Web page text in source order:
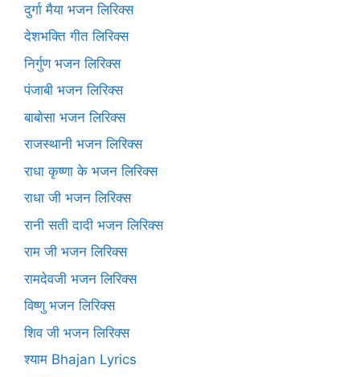
दुर्गा मैया भजन लिरिक्स
देशभक्ति गीत लिरिक्स
निर्गुण भजन लिरिक्स
पंजाबी भजन लिरिक्स
बाबोसा भजन लिरिक्स
राजस्थानी भजन लिरिक्स
राधा कृष्णा के भजन लिरिक्स
राधा जी भजन लिरिक्स
रानी सती दादी भजन लिरिक्स
राम जी भजन लिरिक्स
रामदेवजी भजन लिरिक्स
विष्णु भजन लिरिक्स
शिव जी भजन लिरिक्स
श्याम Bhajan Lyrics